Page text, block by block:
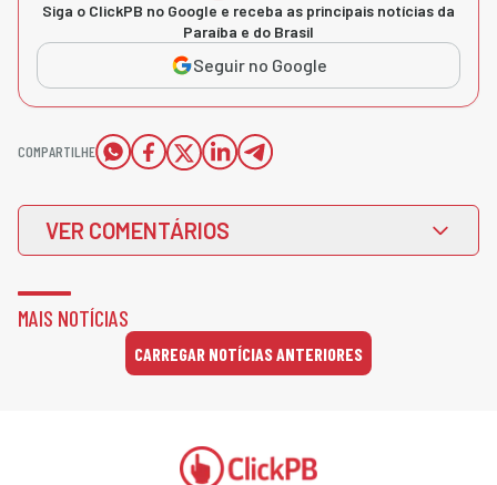
Siga o ClickPB no Google e receba as principais notícias da
Paraíba e do Brasil
Seguir no Google
COMPARTILHE
VER COMENTÁRIOS
MAIS NOTÍCIAS
CARREGAR NOTÍCIAS ANTERIORES